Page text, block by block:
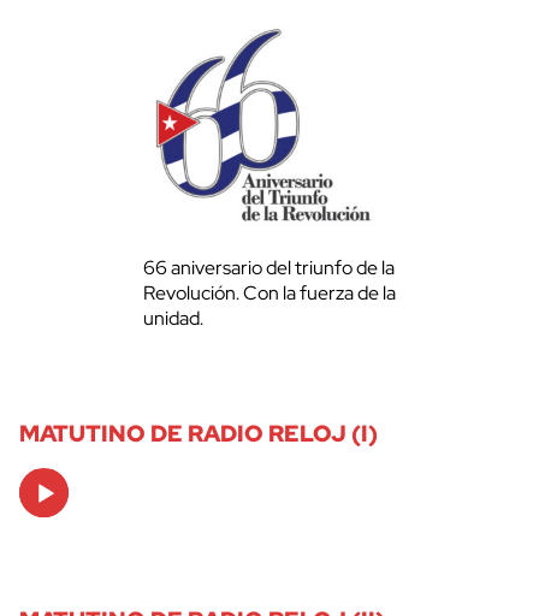
66 aniversario del triunfo de la
Revolución. Con la fuerza de la
unidad.
MATUTINO DE RADIO RELOJ (I)
Audio
Player